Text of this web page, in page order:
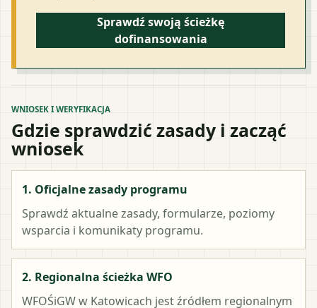
Sprawdź swoją ścieżkę
dofinansowania
WNIOSEK I WERYFIKACJA
Gdzie sprawdzić zasady i zacząć
wniosek
1. Oficjalne zasady programu
Sprawdź aktualne zasady, formularze, poziomy
wsparcia i komunikaty programu.
2. Regionalna ścieżka WFO
WFOŚiGW w Katowicach jest źródłem regionalnym